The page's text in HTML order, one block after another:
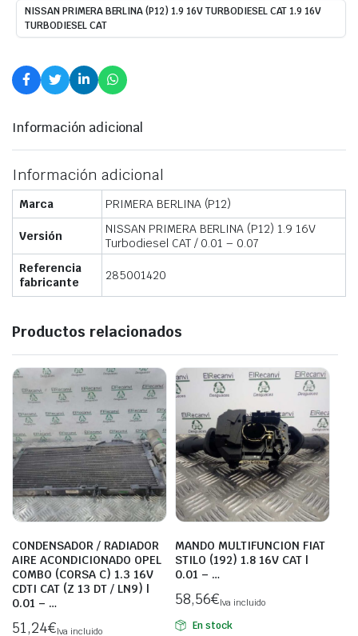
NISSAN PRIMERA BERLINA (P12) 1.9 16V TURBODIESEL CAT 1.9 16V
TURBODIESEL CAT
Información adicional
Información adicional
Marca PRIMERA BERLINA (P12)
Versión
NISSAN PRIMERA BERLINA (P12) 1.9 16V
Turbodiesel CAT / 0.01 – 0.07
Referencia
fabricante
285001420
Productos relacionados
CONDENSADOR / RADIADOR
AIRE ACONDICIONADO OPEL
COMBO (CORSA C) 1.3 16V
CDTI CAT (Z 13 DT / LN9) |
0.01 – …
51,24€Iva incluido
MANDO MULTIFUNCION FIAT
STILO (192) 1.8 16V CAT |
0.01 – …
58,56€Iva incluido
En stock